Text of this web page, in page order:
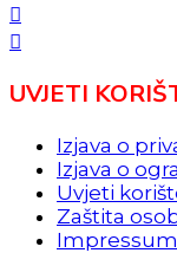
UVJETI
Izjava o
Izjava o
Uvjeti
Zaštita
Impressum